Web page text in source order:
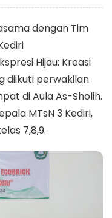
dengan Tim
Hijau: Kreasi
diikuti perwakilan
di Aula As-Sholih.
MTsN 3 Kediri,
7,8,9.